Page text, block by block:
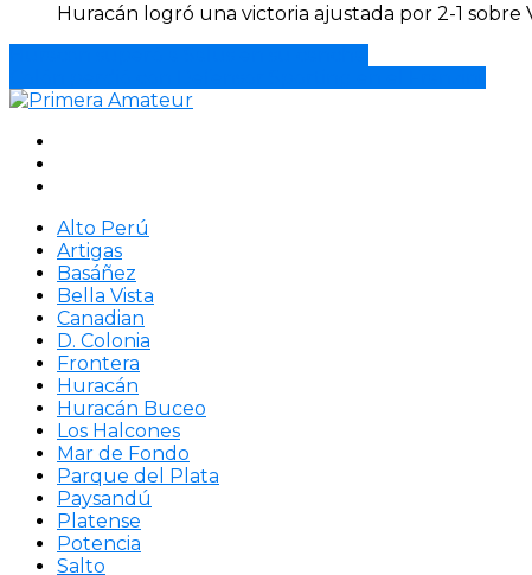
Huracán logró una victoria ajustada por 2-1 sobre
Alto Perú
Artigas
Basáñez
Bella Vista
Canadian
D. Colonia
Frontera
Huracán
Huracán Buceo
Los Halcones
Mar de Fondo
Parque del Plata
Paysandú
Platense
Potencia
Salto